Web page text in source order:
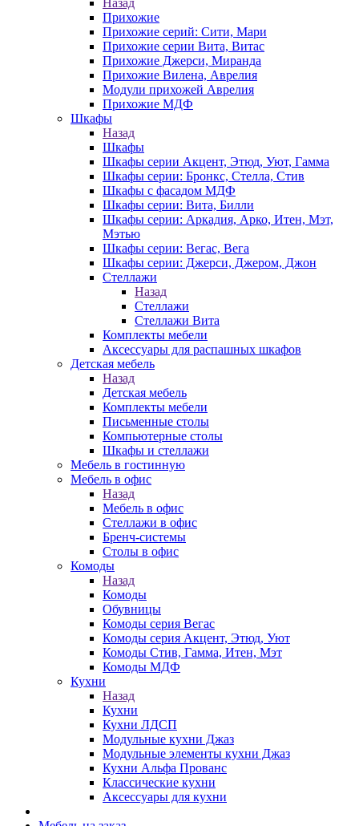
Назад
Прихожие
Прихожие серий: Сити, Мари
Прихожие серии Вита, Витас
Прихожие Джерси, Миранда
Прихожие Вилена, Аврелия
Модули прихожей Аврелия
Прихожие МДФ
Шкафы
Назад
Шкафы
Шкафы серии Акцент, Этюд, Уют, Гамма
Шкафы серии: Бронкс, Стелла, Стив
Шкафы с фасадом МДФ
Шкафы серии: Вита, Билли
Шкафы серии: Аркадия, Арко, Итен, Мэт,
Мэтью
Шкафы серии: Вегас, Вега
Шкафы серии: Джерси, Джером, Джон
Стеллажи
Назад
Стеллажи
Стеллажи Вита
Комплекты мебели
Аксессуары для распашных шкафов
Детская мебель
Назад
Детская мебель
Комплекты мебели
Письменные столы
Компьютерные столы
Шкафы и стеллажи
Мебель в гостинную
Мебель в офис
Назад
Мебель в офис
Стеллажи в офис
Бренч-системы
Столы в офис
Комоды
Назад
Комоды
Обувницы
Комоды серия Вегас
Комоды серия Акцент, Этюд, Уют
Комоды Стив, Гамма, Итен, Мэт
Комоды МДФ
Кухни
Назад
Кухни
Кухни ЛДСП
Модульные кухни Джаз
Модульные элементы кухни Джаз
Кухни Альфа Прованс
Классические кухни
Аксессуары для кухни